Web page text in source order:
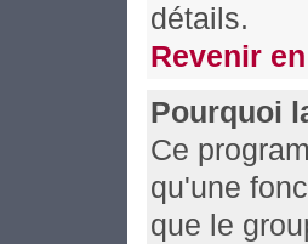
détails.
Revenir
Pourquoi
Ce
qu'une
que le